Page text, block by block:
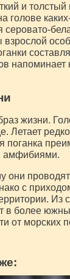
и
голове
серовато-
напоминает
жизни.
Летает
поганка
амфибиями.
они
с
Из
в более
от морских